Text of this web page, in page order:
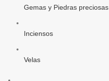
Gemas y Piedras preciosas
Inciensos
Velas